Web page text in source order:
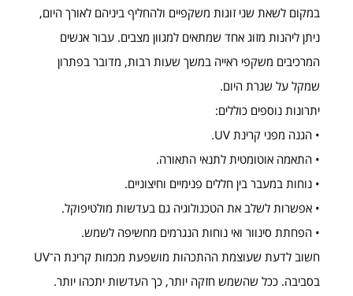
במקום לשאת שני זוגות משקפיים ולהחליף ביניהם לאורך היום,
ניתן ליהנות מזוג אחד שמתאים למגוון מצבים. עבור אנשים
המרכיבים משקפי ראייה במשך שעות רבות, מדובר בפתרון
שמקל על שגרת היום.
יתרונות נוספים כוללים:
• הגנה מפני קרינת UV.
• התאמה אוטומטית לתנאי התאורה.
• נוחות במעבר בין חללים פנימיים וחיצוניים.
• אפשרות לשלב את הטכנולוגיה גם בעדשות מולטיפוקל.
• הפחתת סינוור ואי נוחות הנגרמים מחשיפה לשמש.
חשוב לדעת שעוצמת ההתכהות מושפעת מכמות קרינת ה־UV
בסביבה. ככל שהשמש חזקה יותר, כך העדשות יתכהו יותר.